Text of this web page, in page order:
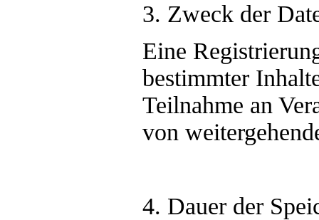
3. Zweck der
Eine
bestimmter
Teilnahme an
von
4. Dauer der